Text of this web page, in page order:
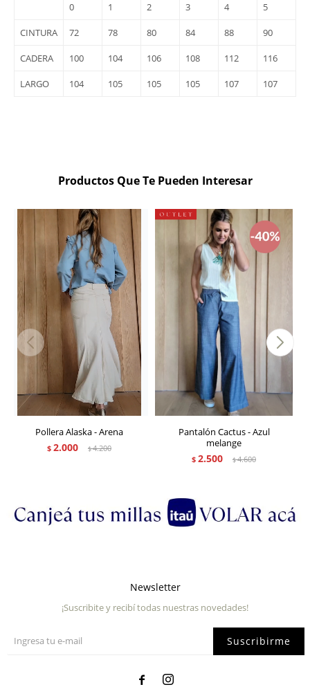
0
1
2
3
4
5
CINTURA 72 78 80 84 88 90
CADERA 100 104 106 108 112 116
LARGO 104 105 105 105 107 107
Productos Que Te Pueden Interesar
Pollera Alaska - Arena
$ 2.000 $4.200
Pantalón Cactus - Azul
melange
$ 2.500 $4.600
Newsletter
¡Suscribite y recibí todas nuestras novedades!
Suscribirme
 